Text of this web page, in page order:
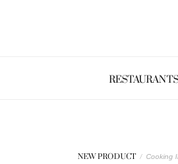
RESTAURANTS
NEW PRODUCT / Cooking